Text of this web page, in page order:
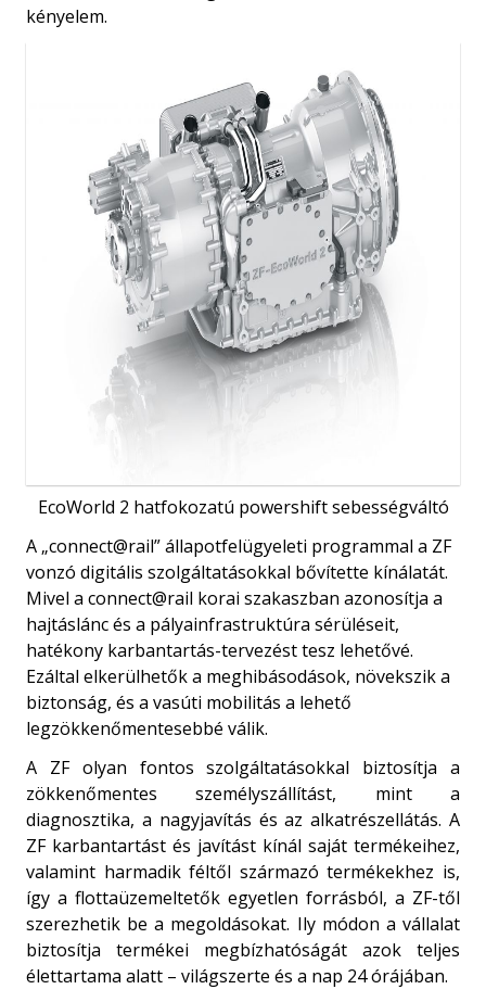
kényelem.
EcoWorld 2 hatfokozatú powershift sebességváltó
A „connect@rail” állapotfelügyeleti programmal a ZF
vonzó digitális szolgáltatásokkal bővítette kínálatát.
Mivel a connect@rail korai szakaszban azonosítja a
hajtáslánc és a pályainfrastruktúra sérüléseit,
hatékony karbantartás-tervezést tesz lehetővé.
Ezáltal elkerülhetők a meghibásodások, növekszik a
biztonság, és a vasúti mobilitás a lehető
legzökkenőmentesebbé válik.
A ZF olyan fontos szolgáltatásokkal biztosítja a
zökkenőmentes személyszállítást, mint a
diagnosztika, a nagyjavítás és az alkatrészellátás. A
ZF karbantartást és javítást kínál saját termékeihez,
valamint harmadik féltől származó termékekhez is,
így a flottaüzemeltetők egyetlen forrásból, a ZF-től
szerezhetik be a megoldásokat. Ily módon a vállalat
biztosítja termékei megbízhatóságát azok teljes
élettartama alatt – világszerte és a nap 24 órájában.